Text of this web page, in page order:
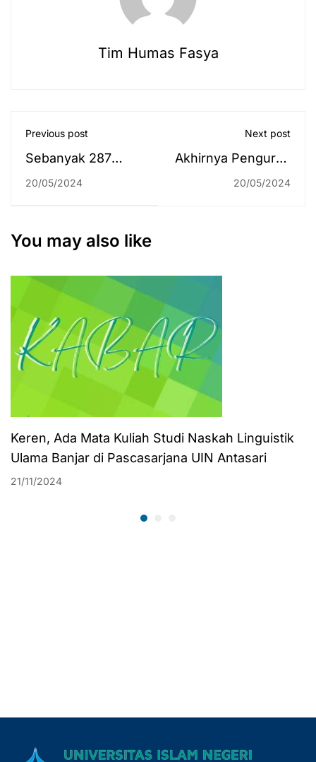
Tim Humas Fasya
Previous post
Sebanyak 287
Dosen Ikuti
Umum dan
20/05/2024
Next post
Akhirnya Pengurus
Baru DEMA UIN
20/05/2024
You may also like
Keren, Ada Mata Kuliah Studi Naskah Linguistik
Ulama Banjar di Pascasarjana UIN Antasari
21/11/2024